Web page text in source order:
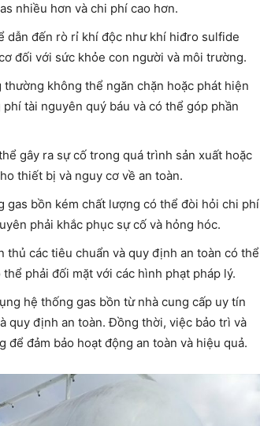
nhiều hơn và chi phí cao hơn.
dẫn đến rò rỉ khí độc như khí hiđro sulfide
đối với sức khỏe con người và môi trường.
không thể ngăn chặn hoặc phát hiện
tài nguyên quý báu và có thể góp phần
gây ra sự cố trong quá trình sản xuất hoặc
thiết bị và nguy cơ về an toàn.
gas bồn kém chất lượng có thể đòi hỏi chi phí
phải khắc phục sự cố và hỏng hóc.
các tiêu chuẩn và quy định an toàn có thể
phải đối mặt với các hình phạt pháp lý.
hệ thống gas bồn từ nhà cung cấp uy tín
quy định an toàn. Đồng thời, việc bảo trì và
đảm bảo hoạt động an toàn và hiệu quả.